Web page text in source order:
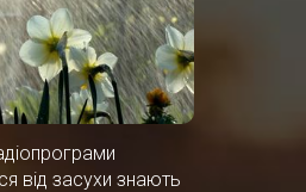
від засухи знають